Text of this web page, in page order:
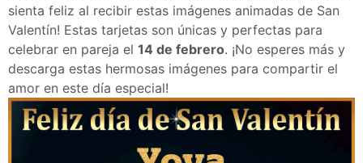
sienta feliz al recibir estas imágenes animadas de San
Valentín! Estas tarjetas son únicas y perfectas para
celebrar en pareja el 14 de febrero. ¡No esperes más y
descarga estas hermosas imágenes para compartir el
amor en este día especial!